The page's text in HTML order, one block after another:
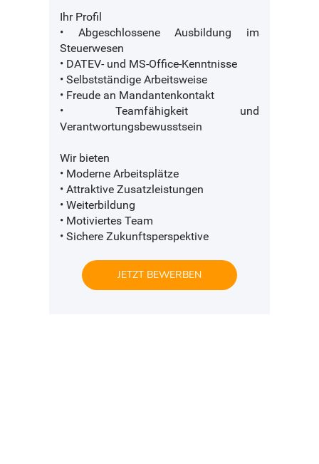
Ihr Profil
• Abgeschlossene Ausbildung im
Steuerwesen
• DATEV- und MS-Office-Kenntnisse
• Selbstständige Arbeitsweise
• Freude an Mandantenkontakt
• Teamfähigkeit und
Verantwortungsbewusstsein
Wir bieten
• Moderne Arbeitsplätze
• Attraktive Zusatzleistungen
• Weiterbildung
• Motiviertes Team
• Sichere Zukunftsperspektive
JETZT BEWERBEN